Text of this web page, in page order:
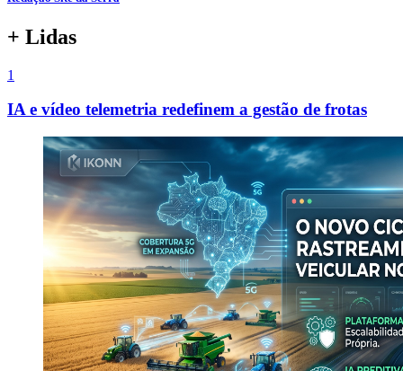
+ Lidas
1
IA e vídeo telemetria redefinem a gestão de frotas